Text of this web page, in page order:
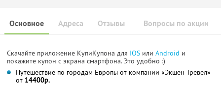
Основное Отзывы Вопросы по акции
Адреса
Скачайте приложение КупиКупона для IOS или Android и
покажите купон с экрана смартфона. Это удобно :)
Путешествие по городам Европы от компании «Экшен Тревел»
от 14400р.